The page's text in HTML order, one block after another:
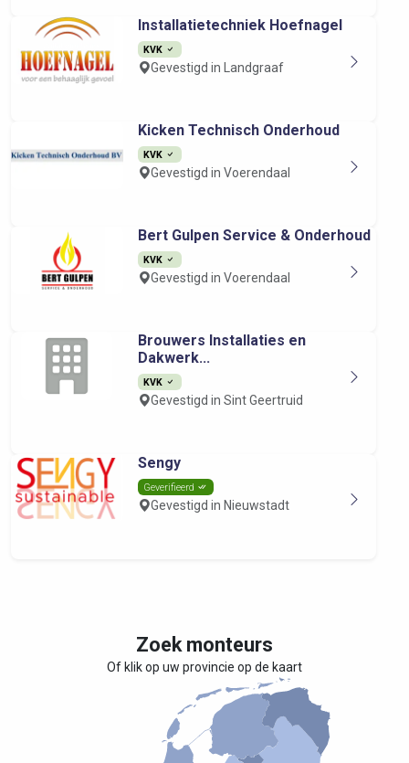
Installatietechniek Hoefnagel
KVK
Gevestigd in Landgraaf
Kicken Technisch Onderhoud
KVK
Gevestigd in Voerendaal
Bert Gulpen Service & Onderhoud
KVK
Gevestigd in Voerendaal
Brouwers Installaties en
Dakwerk...
KVK
Gevestigd in Sint Geertruid
Sengy
Geverifieerd
Gevestigd in Nieuwstadt
Zoek monteurs
Of klik op uw provincie op de kaart